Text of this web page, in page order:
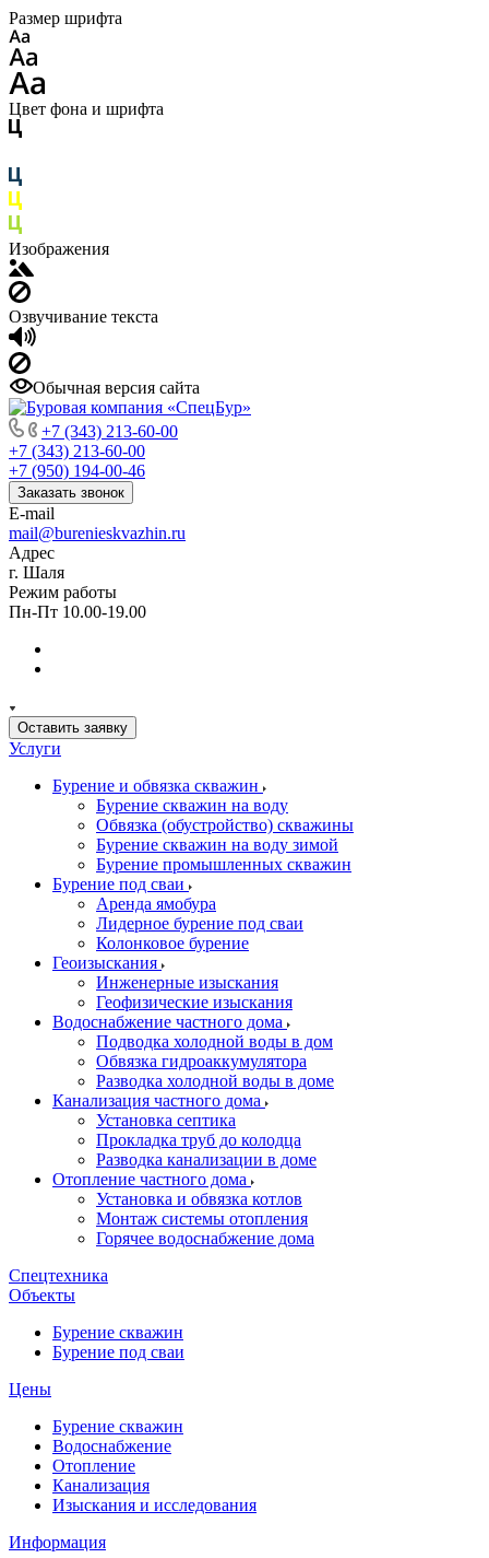
Размер шрифта
Цвет фона и шрифта
Изображения
Озвучивание текста
Обычная версия сайта
+7 (343) 213-60-00
+7 (343) 213-60-00
+7 (950) 194-00-46
Заказать звонок
E-mail
mail@burenieskvazhin.ru
Адрес
г. Шаля
Режим работы
Пн-Пт 10.00-19.00
Оставить заявку
Услуги
Бурение и обвязка скважин
Бурение скважин на воду
Обвязка (обустройство) скважины
Бурение скважин на воду зимой
Бурение промышленных скважин
Бурение под сваи
Аренда ямобура
Лидерное бурение под сваи
Колонковое бурение
Геоизыскания
Инженерные изыскания
Геофизические изыскания
Водоснабжение частного дома
Подводка холодной воды в дом
Обвязка гидроаккумулятора
Разводка холодной воды в доме
Канализация частного дома
Установка септика
Прокладка труб до колодца
Разводка канализации в доме
Отопление частного дома
Установка и обвязка котлов
Монтаж системы отопления
Горячее водоснабжение дома
Спецтехника
Объекты
Бурение скважин
Бурение под сваи
Цены
Бурение скважин
Водоснабжение
Отопление
Канализация
Изыскания и исследования
Информация